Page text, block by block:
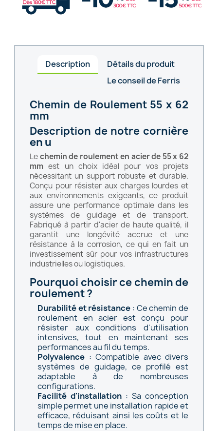
Description
Détails du produit
Le conseil de Ferris
Chemin de Roulement 55 x 62
mm
Description de notre cornière
en u
Lechemin de roulement en acier de 55 x 62
mm est un choix idéal pour vos projets
nécessitant un support robuste et durable.
Conçu pour résister aux charges lourdes et
aux environnements exigeants, ce produit
assure une performance optimale dans les
systèmes de guidage et de transport.
Fabriqué à partir d'acier de haute qualité, il
garantit une longévité accrue et une
résistance à la corrosion, ce qui en fait un
investissement sûr pour vos infrastructures
industrielles ou logistiques.
Pourquoi choisir ce chemin de
roulement ?
Durabilité et résistance : Ce chemin de
roulement en acier est conçu pour
résister aux conditions d'utilisation
intensives, tout en maintenant ses
performances au fil du temps.
Polyvalence : Compatible avec divers
systèmes de guidage, ce profilé est
adaptable à de nombreuses
configurations.
Facilité d'installation : Sa conception
simple permet une installation rapide et
efficace, réduisant ainsi les coûts et le
temps de mise en place.